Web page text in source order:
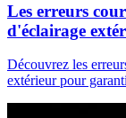
Les erreurs
d'éclairage
Découvrez les
extérieur pour